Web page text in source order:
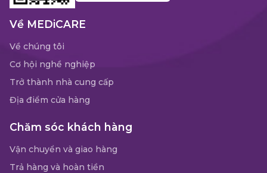
Về MEDiCARE
Về chúng tôi
Cơ hội nghề nghiệp
Trở thành nhà cung cấp
Địa điểm cửa hàng
Chăm sóc khách hàng
Vận chuyển và giao hàng
Trả hàng và hoàn tiền